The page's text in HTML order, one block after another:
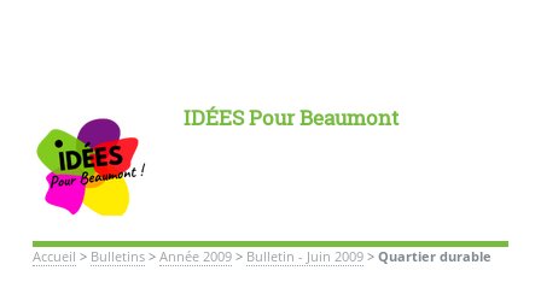
IDÉES Pour Beaumont
Accueil > Bulletins> Année 2009> Bulletin - Juin 2009> Quartier durable